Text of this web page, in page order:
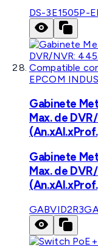
DS-3E1505P-
EPCOM
Gabinete
Max. de
Gabinete
Max. de
GABVID2R3